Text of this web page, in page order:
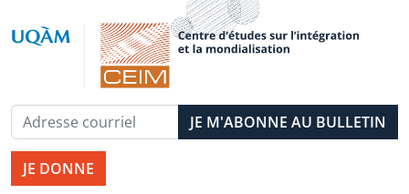
JE DONNE